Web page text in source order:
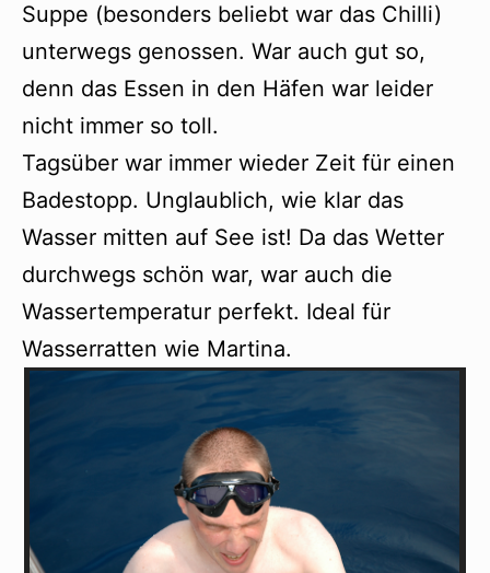
Suppe (besonders beliebt war das Chilli)
unterwegs genossen. War auch gut so,
denn das Essen in den Häfen war leider
nicht immer so toll.
Tagsüber war immer wieder Zeit für einen
Badestopp. Unglaublich, wie klar das
Wasser mitten auf See ist! Da das Wetter
durchwegs schön war, war auch die
Wassertemperatur perfekt. Ideal für
Wasserratten wie Martina.